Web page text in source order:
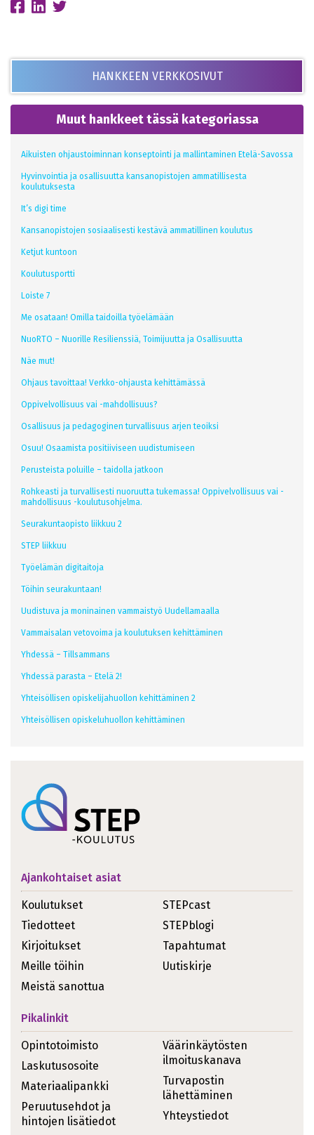
HANKKEEN VERKKOSIVUT
Muut hankkeet tässä kategoriassa
Aikuisten ohjaustoiminnan konseptointi ja mallintaminen Etelä-Savossa
Hyvinvointia ja osallisuutta kansanopistojen ammatillisesta
koulutuksesta
It’s digi time
Kansanopistojen sosiaalisesti kestävä ammatillinen koulutus
Ketjut kuntoon
Koulutusportti
Loiste 7
Me osataan! Omilla taidoilla työelämään
NuoRTO – Nuorille Resilienssiä, Toimijuutta ja Osallisuutta
Näe mut!
Ohjaus tavoittaa! Verkko-ohjausta kehittämässä
Oppivelvollisuus vai -mahdollisuus?
Osallisuus ja pedagoginen turvallisuus arjen teoiksi
Osuu! Osaamista positiiviseen uudistumiseen
Perusteista poluille – taidolla jatkoon
Rohkeasti ja turvallisesti nuoruutta tukemassa! Oppivelvollisuus vai -
mahdollisuus -koulutusohjelma.
Seurakuntaopisto liikkuu 2
STEP liikkuu
Työelämän digitaitoja
Töihin seurakuntaan!
Uudistuva ja moninainen vammaistyö Uudellamaalla
Vammaisalan vetovoima ja koulutuksen kehittäminen
Yhdessä – Tillsammans
Yhdessä parasta – Etelä 2!
Yhteisöllisen opiskelijahuollon kehittäminen 2
Yhteisöllisen opiskeluhuollon kehittäminen
Ajankohtaiset asiat
Koulutukset
Tiedotteet
Kirjoitukset
Meille töihin
Meistä sanottua
STEPcast
STEPblogi
Tapahtumat
Uutiskirje
Pikalinkit
Opintotoimisto
Laskutusosoite
Materiaalipankki
Peruutusehdot ja
hintojen lisätiedot
Väärinkäytösten
ilmoituskanava
Turvapostin
lähettäminen
Yhteystiedot